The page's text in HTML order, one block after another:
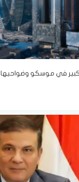
كبير في موسكو وضواحيها